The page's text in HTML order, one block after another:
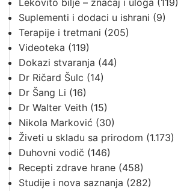
Lekovito bilje – značaj i uloga (119)
Suplementi i dodaci u ishrani (9)
Terapije i tretmani (205)
Videoteka (119)
Dokazi stvaranja (44)
Dr Ričard Šulc (14)
Dr Šang Li (16)
Dr Walter Veith (15)
Nikola Marković (30)
Živeti u skladu sa prirodom (1.173)
Duhovni vodič (146)
Recepti zdrave hrane (458)
Studije i nova saznanja (282)